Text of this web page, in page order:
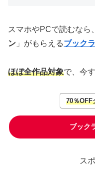
スマホやPCで読むなら
ン 」がもらえるブック
ほぼ全作品対象で、今
70％OFF
ブック
ス